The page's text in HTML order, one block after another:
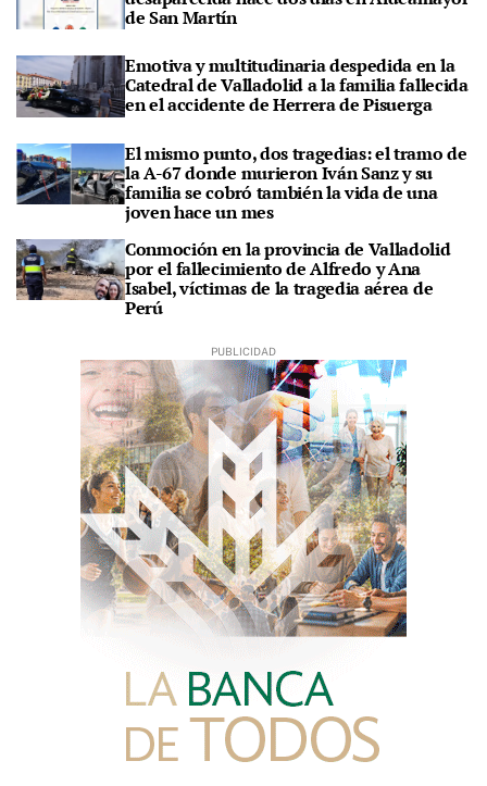
de San Martín
Emotiva y multitudinaria despedida en la
Catedral de Valladolid a la familia fallecida
en el accidente de Herrera de Pisuerga
El mismo punto, dos tragedias: el tramo de
la A-67 donde murieron Iván Sanz y su
familia se cobró también la vida de una
joven hace un mes
Conmoción en la provincia de Valladolid
por el fallecimiento de Alfredo y Ana
Isabel, víctimas de la tragedia aérea de
Perú